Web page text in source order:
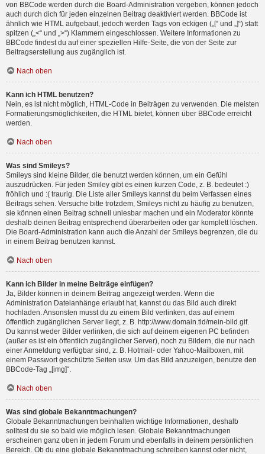
von BBCode werden durch die Board-Administration vergeben, können jedoch
auch durch dich für jeden einzelnen Beitrag deaktiviert werden. BBCode ist
ähnlich wie HTML aufgebaut, jedoch werden Tags von eckigen („[“ und „]“) statt
spitzen („<“ und „>“) Klammern eingeschlossen. Weitere Informationen zu
BBCode findest du auf einer speziellen Hilfe-Seite, die von der Seite zur
Beitragserstellung aus zugänglich ist.
Nach oben
Kann ich HTML benutzen?
Nein, es ist nicht möglich, HTML-Code in Beiträgen zu verwenden. Die meisten
Formatierungsmöglichkeiten, die HTML bietet, können über BBCode erreicht
werden.
Nach oben
Was sind Smileys?
Smileys sind kleine Bilder, die benutzt werden können, um ein Gefühl
auszudrücken. Für jeden Smiley gibt es einen kurzen Code, z. B. bedeutet :)
fröhlich und :( traurig. Die Liste aller Smileys kannst du beim Verfassen eines
Beitrags sehen. Versuche bitte trotzdem, Smileys nicht zu häufig zu benutzen,
sie können einen Beitrag schnell unlesbar machen und ein Moderator könnte
deshalb deinen Beitrag entsprechend überarbeiten oder gar komplett löschen.
Die Board-Administration kann auch die Anzahl der Smileys begrenzen, die du
in einem Beitrag benutzen kannst.
Nach oben
Kann ich Bilder in meine Beiträge einfügen?
Ja, Bilder können in deinem Beitrag angezeigt werden. Wenn die
Administration Dateianhänge erlaubt hat, kannst du das Bild auch direkt
hochladen. Ansonsten musst du zu einem Bild verlinken, das auf einem
öffentlich zugänglichen Server liegt, z. B. http://www.domain.tld/mein-bild.gif.
Du kannst weder Bilder verlinken, die sich auf deinem eigenen PC befinden
(außer es ist ein öffentlich zugänglicher Server), noch zu Bildern, die nur nach
einer Anmeldung verfügbar sind, z. B. Hotmail- oder Yahoo-Mailboxen, mit
einem Passwort geschützte Seiten usw. Um das Bild anzuzeigen, benutze den
BBCode-Tag „[img]“.
Nach oben
Was sind globale Bekanntmachungen?
Globale Bekanntmachungen beinhalten wichtige Informationen, deshalb
solltest du sie so bald wie möglich lesen. Globale Bekanntmachungen
erscheinen ganz oben in jedem Forum und ebenfalls in deinem persönlichen
Bereich. Ob du eine globale Bekanntmachung schreiben kannst oder nicht,